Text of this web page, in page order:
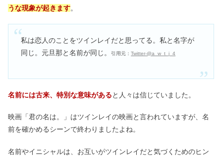
うな現象が起きます。
私は恋人のことをツインレイだと思ってる。私と名字が
同じ。元旦那と名前が同じ。
引用元：Twitter-@a_w_t_j_4
名前には古来、特別な意味があると人々は信じていました。
映画「君の名は。」はツインレイの映画と言われていますが、名
前を確かめるシーンで終わりましたよね。
名前やイニシャルは、お互いがツインレイだと気づくためのヒン